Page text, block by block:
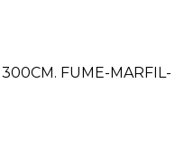
FUME-MARFIL-